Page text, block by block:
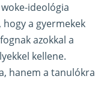
ideológia
a gyermekek
azokkal a
kellene.
hanem a tanulókra